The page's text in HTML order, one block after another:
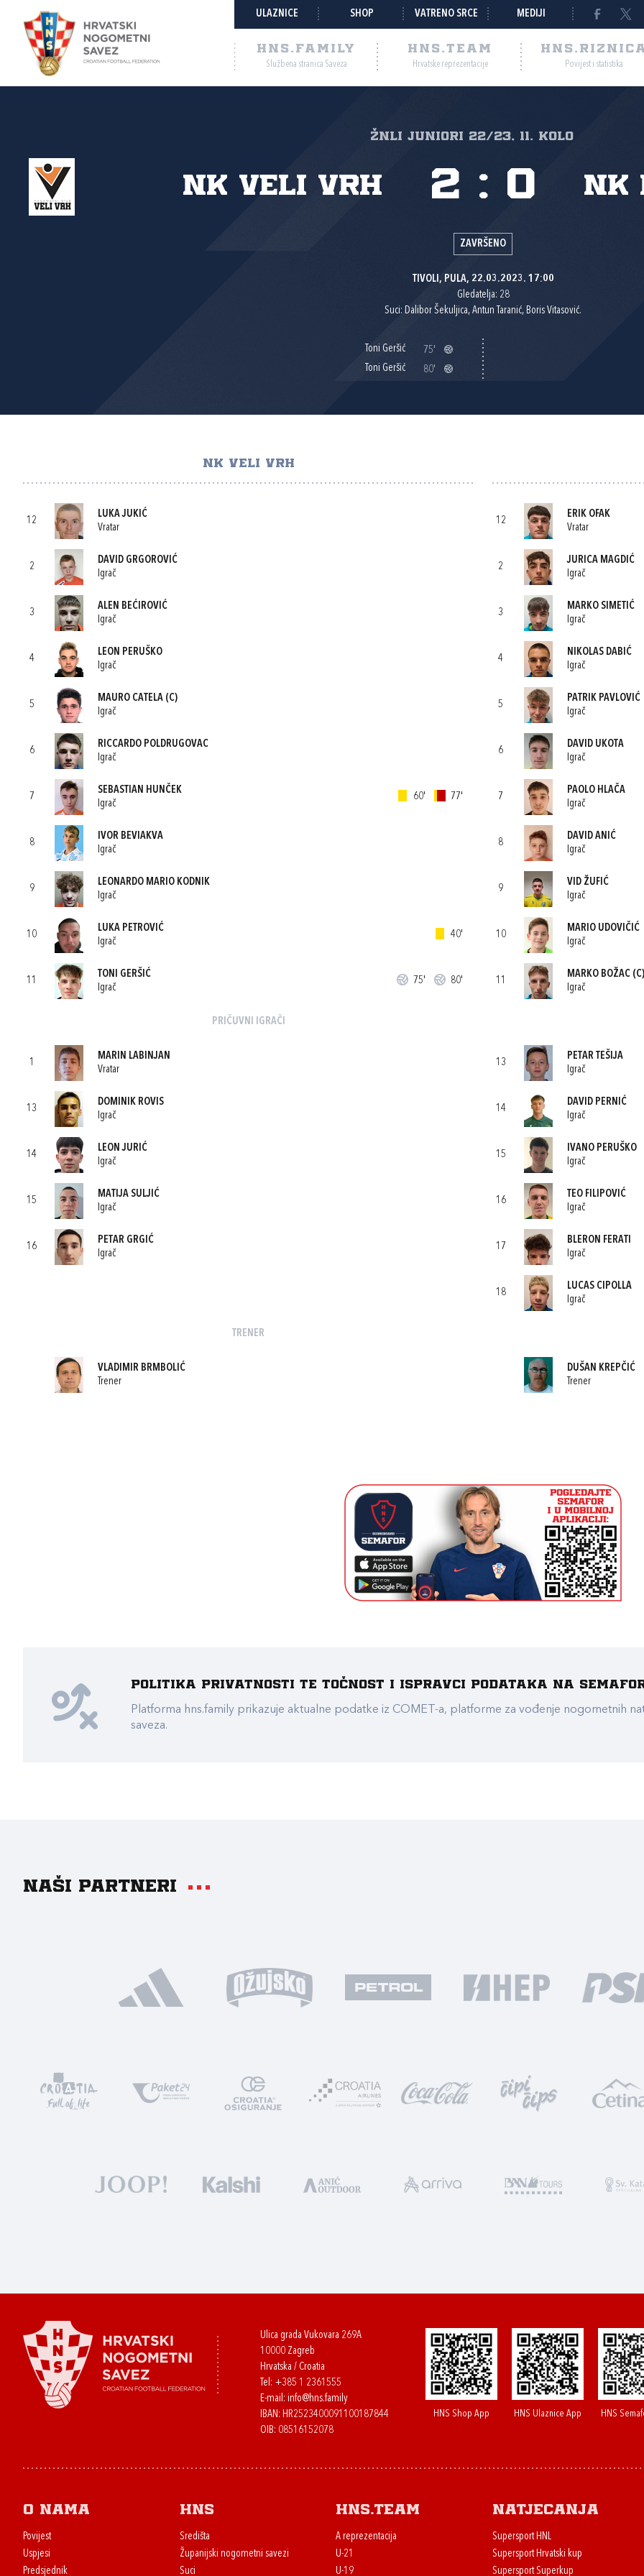
ULAZNICE SHOP VATRENO SRCE MEDIJI
HNS.FAMILY
Službena stranica Saveza
HNS.TEAM
Hrvatske reprezentacije Povijest i statistika
ŽNLI JUNIORI 22/23, 11. kolo
NK Veli Vrh 2 : 0
ZAVRŠENO
TIVOLI, PULA, 22.03.2023. 17:00
Gledatelja: 28
Suci: Dalibor Šekuljica, Antun Taranić, Boris Vitasović.
Toni Geršić
75'
Toni Geršić
80'
NK VELI VRH
12
LUKA JUKIĆ
Vratar
2
DAVID GRGOROVIĆ
Igrač
3
ALEN BEĆIROVIĆ
Igrač
4
LEON PERUŠKO
Igrač
5
MAURO CATELA (C)
Igrač
6
RICCARDO POLDRUGOVAC
Igrač
7
SEBASTIAN HUNČEK
Igrač
60' 77'
8
IVOR BEVIAKVA
Igrač
9
LEONARDO MARIO KODNIK
Igrač
10
LUKA PETROVIĆ
Igrač
40'
11
TONI GERŠIĆ
Igrač
75' 80'
PRIČUVNI IGRAČI
1
MARIN LABINJAN
Vratar
13
DOMINIK ROVIS
Igrač
14
LEON JURIĆ
Igrač
15
MATIJA SULJIĆ
Igrač
16
PETAR GRGIĆ
Igrač
TRENER
VLADIMIR BRMBOLIĆ
Trener
12
ERIK OFAK
Vratar
2
JURICA MAGDIĆ
Igrač
3
MARKO SIMETIĆ
Igrač
4
NIKOLAS DABIĆ
Igrač
5
PATRIK PAVLOVIĆ
Igrač
6
DAVID UKOTA
Igrač
7
PAOLO HLAČA
Igrač
8
DAVID ANIĆ
Igrač
9
VID ŽUFIĆ
Igrač
10
MARIO UDOVIČIĆ
Igrač
11
MARKO BOŽAC(C)
Igrač
13
PETAR TEŠIJA
Igrač
14
DAVID PERNIĆ
Igrač
15
IVANO PERUŠKO
Igrač
16
TEO FILIPOVIĆ
Igrač
17
BLERON FERATI
Igrač
18
LUCAS CIPOLLA
Igrač
DUŠAN KREPČIĆ
Trener
Politika privatnosti te točnost i ispravci podataka na
Platforma hns.family prikazuje aktualne podatke iz COMET-a, platforme za vođenje nogometnih
saveza.
Naši partneri
Ulica grada Vukovara 269A
10000 Zagreb
Hrvatska / Croatia
Tel: +385 1 2361555
E-mail: info@hns.family
IBAN: HR2523400091100187844
OIB: 08516152078
HNS Shop App HNS Ulaznice App HNS
O nama
Povijest
Uspjesi
Predsjednik
HNS
Središta
Županijski nogometni savezi
Suci
HNS.team
A reprezentacija
U-21
U-19
Natjecanja
Supersport HNL
Supersport Hrvatski kup
Supersport Superkup